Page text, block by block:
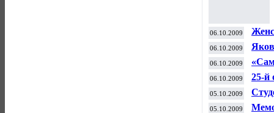
06.10.2009
06.10.2009
06.10.2009
06.10.2009 25-й
05.10.2009
05.10.2009